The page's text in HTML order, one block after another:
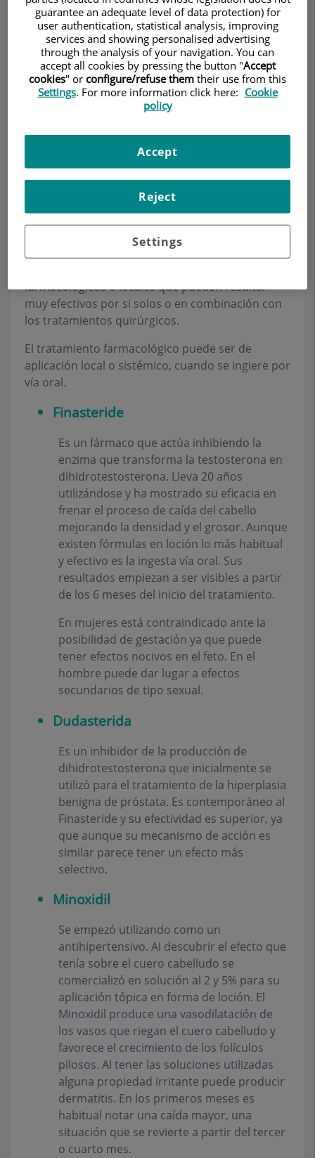
DescriptionServicesContactRelevant details
Opening hours
Make an appointment
Tratamientos
Farmacológicos
La cirugía no es el único tratamiento útil para los
farmacológicos o locales que pueden resultar
muy efectivos por si solos o en combinación con
los tratamientos quirúrgicos.
El tratamiento farmacológico puede ser de
aplicación local o sistémico, cuando se ingiere por
vía oral.
Finasteride
Es un fármaco que actúa inhibiendo la
enzima que transforma la testosterona en
dihidrotestosterona. Lleva 20 años
utilizándose y ha mostrado su eficacia en
frenar el proceso de caída del cabello
mejorando la densidad y el grosor. Aunque
existen fórmulas en loción lo más habitual
y efectivo es la ingesta vía oral. Sus
resultados empiezan a ser visibles a partir
de los 6 meses del inicio del tratamiento.
En mujeres está contraindicado ante la
posibilidad de gestación ya que puede
tener efectos nocivos en el feto. En el
hombre puede dar lugar a efectos
secundarios de tipo sexual.
Dudasterida
Es un inhibidor de la producción de
dihidrotestosterona que inicialmente se
utilizó para el tratamiento de la hiperplasia
benigna de próstata. Es contemporáneo al
Finasteride y su efectividad es superior, ya
que aunque su mecanismo de acción es
similar parece tener un efecto más
selectivo.
Minoxidil
Se empezó utilizando como un
antihipertensivo. Al descubrir el efecto que
tenía sobre el cuero cabelludo se
comercializó en solución al 2 y 5% para su
aplicación tópica en forma de loción. El
Minoxidil produce una vasodilatación de
los vasos que riegan el cuero cabelludo y
favorece el crecimiento de los folículos
pilosos. Al tener las soluciones utilizadas
alguna propiedad irritante puede producir
dermatitis. En los primeros meses es
habitual notar una caída mayor, una
situación que se revierte a partir del tercer
o cuarto mes.
guarantee an adequate level of data protection) for
user authentication, statistical analysis, improving
services and showing personalised advertising
through the analysis of your navigation. You can
accept all cookies by pressing the button "Accept
cookies" or configure/refuse them their use from this
Settings. For more information click here: Cookie
policy
Settings
Reject
Accept